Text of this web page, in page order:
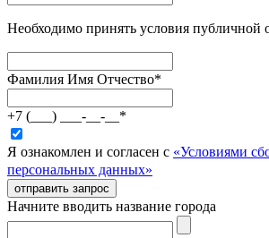
Необходимо принять условия публичной
Фамилия Имя Отчество*
+7 (___) ___-__-__ *
Я ознакомлен и согласен с «Условиями
персональных данных»
отправить запрос
Начните вводить название города